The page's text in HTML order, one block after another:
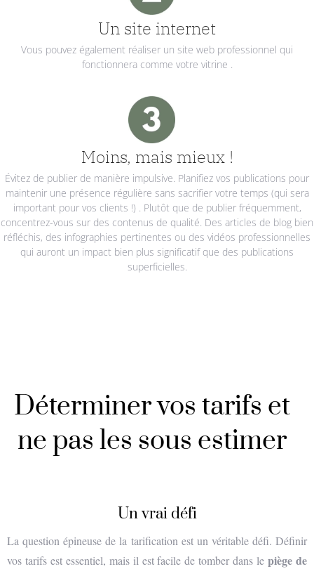
Un site internet
Vous pouvez également réaliser un site web professionnel qui
fonctionnera comme votre vitrine .
Moins, mais mieux !
Évitez de publier de manière impulsive. Planifiez vos publications pour
maintenir une présence régulière sans sacrifier votre temps (qui sera
important pour vos clients !) . Plutôt que de publier fréquemment,
concentrez-vous sur des contenus de qualité. Des articles de blog bien
réfléchis, des infographies pertinentes ou des vidéos professionnelles
qui auront un impact bien plus significatif que des publications
superficielles.
Déterminer vos tarifs et
ne pas les sous estimer
Un vrai défi
La question épineuse de la tarification est un véritable défi. Définir
vos tarifs est essentiel, mais il est facile de tomber dans lepiège de